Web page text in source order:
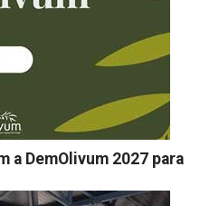
a DemOlivum 2027 para